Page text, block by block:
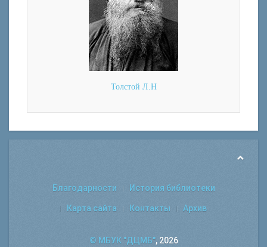
Толстой Л.Н
Благодарности История библиотеки
Карта сайта Контакты Архив
© МБУК "ДЦМБ", 2026